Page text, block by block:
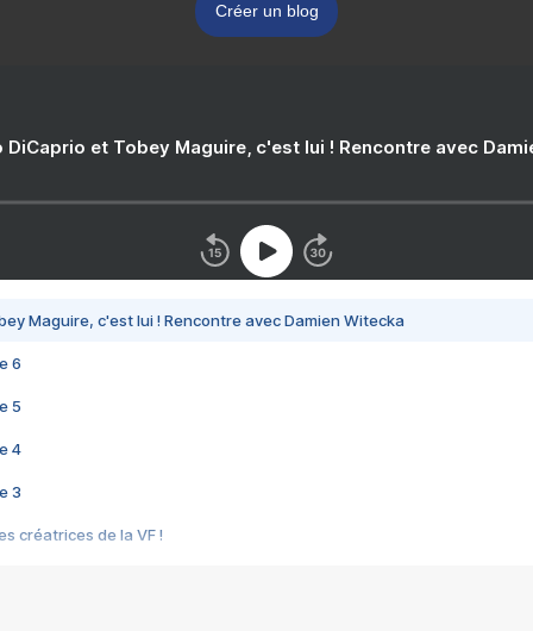
Créer un blog
DiCaprio et Tobey Maguire, c'est lui ! Rencontre avec
Maguire, c'est lui ! Rencontre avec Damien Witecka
6
5
4
3
créatrices de la VF !